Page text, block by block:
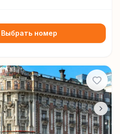
Выбрать номер